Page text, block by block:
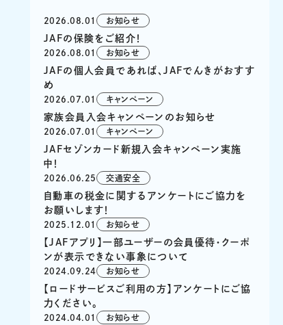
2026.08.01 お知らせ
JAFの保険をご紹介！
2026.08.01 お知らせ
JAFの個人会員であれば、JAFでんきがおすす
め
2026.07.01 キャンペーン
家族会員入会キャンペーンのお知らせ
2026.07.01 キャンペーン
JAFセゾンカード新規入会キャンペーン実施
中！
2026.06.25 交通安全
自動車の税金に関するアンケートにご協力を
お願いします！
2025.12.01 お知らせ
【JAFアプリ】一部ユーザーの会員優待・クーポ
ンが表示できない事象について
2024.09.24 お知らせ
【ロードサービスご利用の方】アンケートにご協
力ください。
2024.04.01 お知らせ